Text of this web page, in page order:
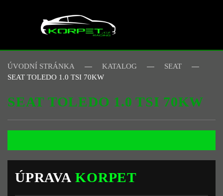
Skip to main content
ÚVODNÍ STRÁNKA KATALOG
SEAT
SEAT TOLEDO 1.0 TSI 70KW
SEAT TOLEDO 1.0 TSI 70KW
ÚPRAVAKORPET